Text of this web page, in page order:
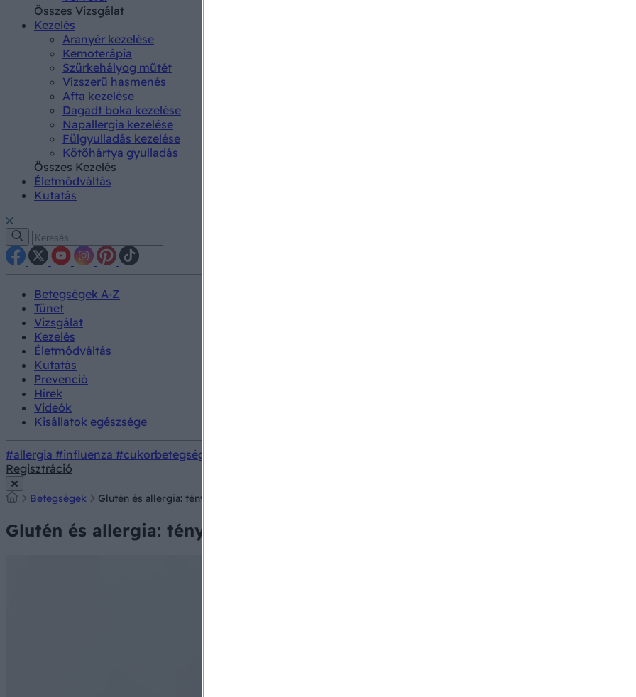
Összes Vizsgálat
Kezelés
Aranyér kezelése
Kemoterápia
Szürkehályog műtét
Vízszerű hasmenés
Afta kezelése
Dagadt boka kezelése
Napallergia kezelése
Fülgyulladás kezelése
Kötőhártya gyulladás
Összes Kezelés
Életmódváltás
Kutatás
Betegségek A-Z
Tünet
Vizsgálat
Kezelés
Életmódváltás
Kutatás
Prevenció
Hírek
Videók
Kisállatok egészsége
#allergia #influenza #cukorbetegség
Regisztráció
Betegségek Glutén és allergia: tényleg allergiás rá, vagy valami másról van szó?
Glutén és allergia: tényleg allergiás rá, vagy valami másról van szó?